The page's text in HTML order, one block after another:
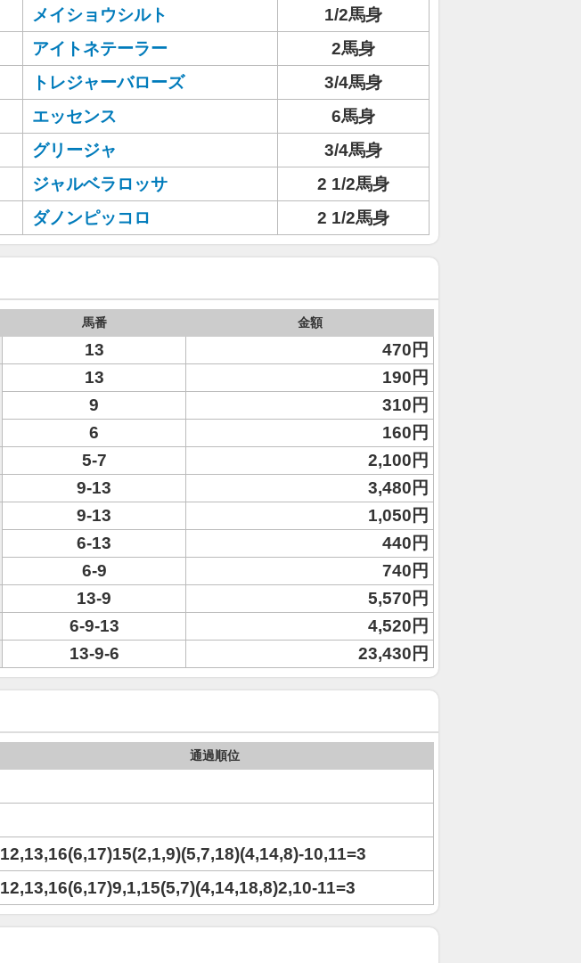
メイショウシルト
1/2馬身
アイトネテーラー
2馬身
トレジャーバローズ
3/4馬身
エッセンス
6馬身
グリージャ
3/4馬身
ジャルベラロッサ
2 1/2馬身
ダノンピッコロ 2 1/2馬身
馬番 金額
13 470円
13
190円
9
310円
6
160円
5-7
2,100円
9-13 3,480円
9-13
1,050円
6-13
440円
6-9
740円
13-9
5,570円
6-9-13
4,520円
13-9-6 23,430円
通過順位
12,13,16(6,17)15(2,1,9)(5,7,18)(4,14,8)-10,11=3
12,13,16(6,17)9,1,15(5,7)(4,14,18,8)2,10-11=3